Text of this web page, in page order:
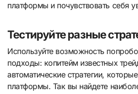
платформы и почувствовать себя
Тестируйте разные
Используйте возможность
подходы: копитейм известных
автоматические стратегии,
платформы. Так вы найдете